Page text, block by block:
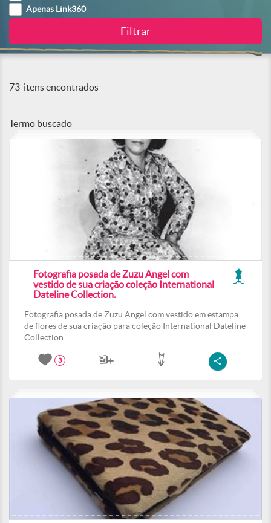
Apenas Link360
73 itens encontrados
Termo buscado
Fotografia posada de Zuzu Angel com
vestido de sua criação coleção International
Dateline Collection.
Fotografia posada de Zuzu Angel com vestido em estampa
de flores de sua criação para coleção International Dateline
Collection.
3